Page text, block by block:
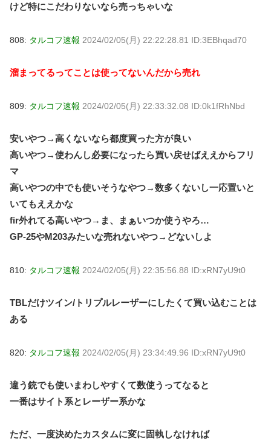
けど特にこだわりないなら売っちゃいな
808: タルコフ速報 2024/02/05(月) 22:22:28.81 ID:3EBhqad70
溜まってるってことは使ってないんだから売れ
809: タルコフ速報 2024/02/05(月) 22:33:32.08 ID:0k1fRhNbd
安いやつ→高くないなら都度買った方が良い
高いやつ→使わんし必要になったら買い戻せばええからフリ
マ
高いやつの中でも使いそうなやつ→数多くないし一応置いと
いてもええかな
fir外れてる高いやつ→ま、まぁいつか使うやろ…
GP-25やM203みたいな売れないやつ→どないしよ
810: タルコフ速報 2024/02/05(月) 22:35:56.88 ID:xRN7yU9t0
TBLだけツイン/トリプルレーザーにしたくて買い込むことは
ある
820: タルコフ速報 2024/02/05(月) 23:34:49.96 ID:xRN7yU9t0
違う銃でも使いまわしやすくて数使うってなると
一番はサイト系とレーザー系かな
ただ、一度決めたカスタムに変に固執しなければ